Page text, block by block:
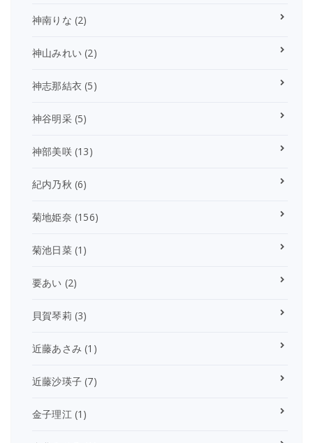
神南りな (2)
神山みれい (2)
神志那結衣 (5)
神谷明采(5)
神部美咲(13)
紀内乃秋 (6)
菊地姫奈 (156)
菊池日菜(1)
要あい (2)
貝賀琴莉 (3)
近藤あさみ (1)
近藤沙瑛子 (7)
金子理江(1)